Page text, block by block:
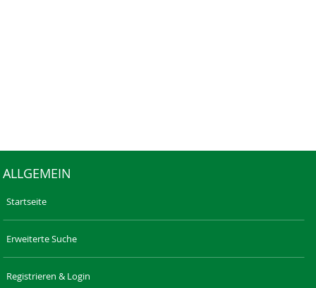
ALLGEMEIN
Startseite
Erweiterte Suche
Registrieren & Login